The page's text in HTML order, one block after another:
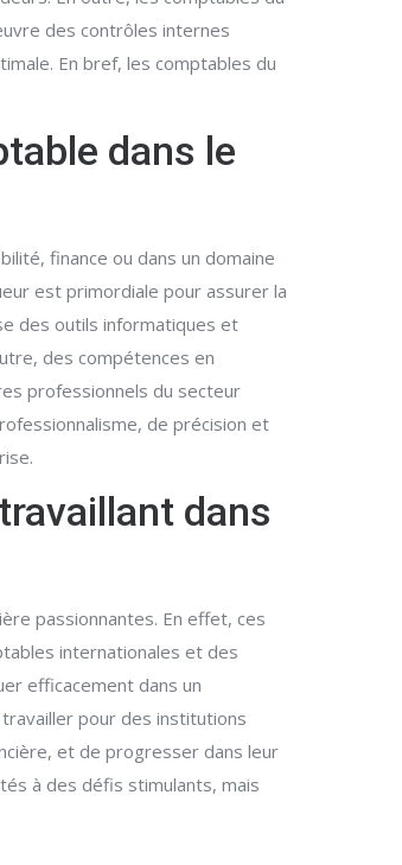
des contrôles internes
En bref, les comptables du
dans le
finance ou dans un domaine
est primordiale pour assurer la
des outils informatiques et
des compétences en
professionnels du secteur
de précision et
dans
passionnantes. En effet, ces
internationales et des
efficacement dans un
pour des institutions
et de progresser dans leur
à des défis stimulants, mais